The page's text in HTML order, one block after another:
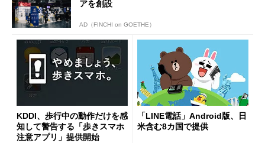
アを創設
AD（FINCHI on GOETHE）
KDDI、歩行中の動作だけを感
知して警告する「歩きスマホ
注意アプリ」提供開始
「LINE電話」Android版、日
米含む8カ国で提供